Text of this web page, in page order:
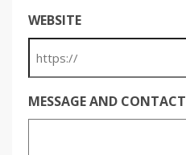
WEBSITE
MESSAGE AND CONTACT